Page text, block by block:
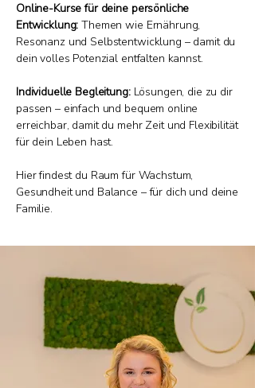
Online-Kurse für deine persönliche
Entwicklung: Themen wie Ernährung,
Resonanz und Selbstentwicklung – damit du
dein volles Potenzial entfalten kannst.
Individuelle Begleitung: Lösungen, die zu dir
passen – einfach und bequem online
erreichbar, damit du mehr Zeit und Flexibilität
für dein Leben hast.
Hier findest du Raum für Wachstum,
Gesundheit und Balance – für dich und deine
Familie.